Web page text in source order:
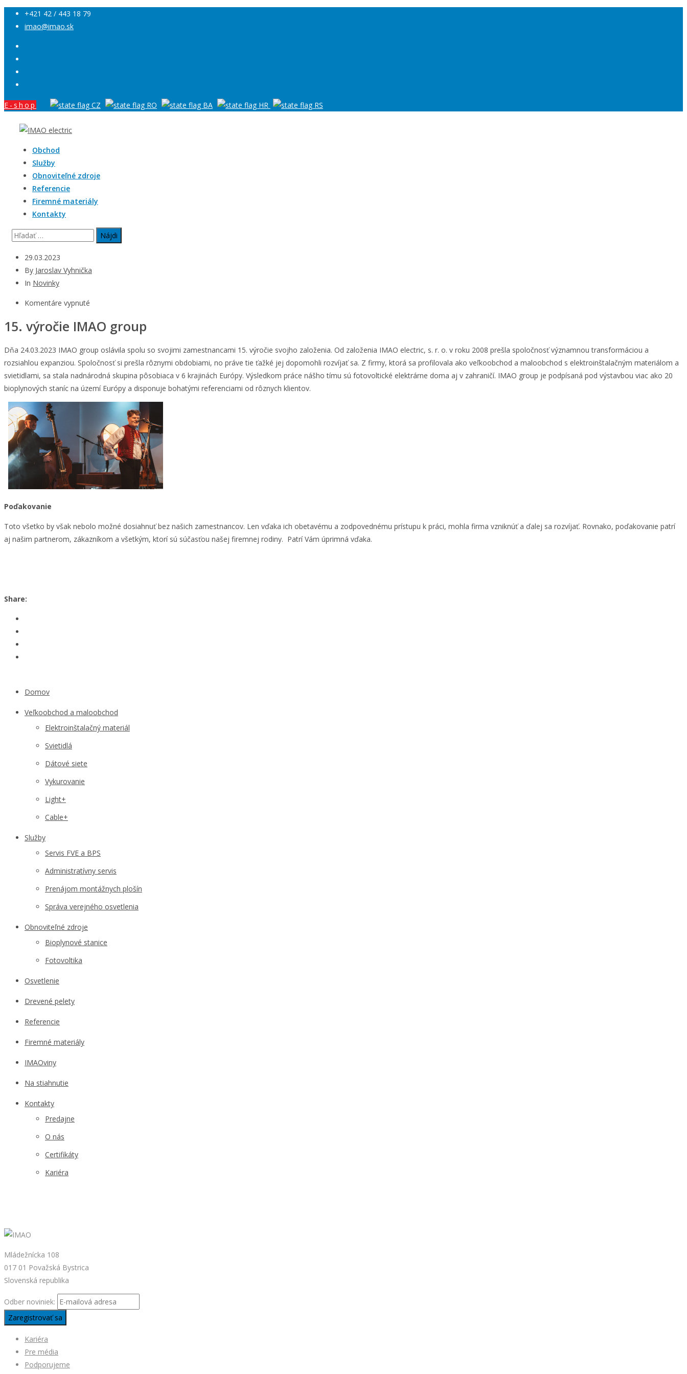
+421 42 / 443 18 79
imao@imao.sk
E-shop
Obchod
Služby
Obnoviteľné zdroje
Referencie
Firemné materiály
Kontakty
29.03.2023
By Jaroslav Vyhnička
In Novinky
Komentáre vypnuté
15. výročie IMAO group
Dňa 24.03.2023 IMAO group oslávila spolu so svojimi zamestnancami 15. výročie svojho založenia. Od založenia IMAO electric, s. r. o. v roku 2008 prešla spoločnosť významnou transformáciou a
rozsiahlou expanziou. Spoločnosť si prešla rôznymi obdobiami, no práve tie ťažké jej dopomohli rozvíjať sa. Z firmy, ktorá sa profilovala ako veľkoobchod a maloobchod s elektroinštalačným materiálom a
svietidlami, sa stala nadnárodná skupina pôsobiaca v 6 krajinách Európy. Výsledkom práce nášho tímu sú fotovoltické elektrárne doma aj v zahraničí. IMAO group je podpísaná pod výstavbou viac ako 20
bioplynových staníc na území Európy a disponuje bohatými referenciami od rôznych klientov.
Poďakovanie
Toto všetko by však nebolo možné dosiahnuť bez našich zamestnancov. Len vďaka ich obetavému a zodpovednému prístupu k práci, mohla firma vzniknúť a ďalej sa rozvíjať. Rovnako, poďakovanie patrí
aj našim partnerom, zákazníkom a všetkým, ktorí sú súčasťou našej firemnej rodiny. Patrí Vám úprimná vďaka.
Share:
Domov
Veľkoobchod a maloobchod
Elektroinštalačný materiál
Svietidlá
Dátové siete
Vykurovanie
Light+
Cable+
Služby
Servis FVE a BPS
Administratívny servis
Prenájom montážnych plošín
Správa verejného osvetlenia
Obnoviteľné zdroje
Bioplynové stanice
Fotovoltika
Osvetlenie
Drevené pelety
Referencie
Firemné materiály
IMAOviny
Na stiahnutie
Kontakty
Predajne
O nás
Certifikáty
Kariéra
Mládežnícka 108
017 01 Považská Bystrica
Slovenská republika
Odber noviniek:
Kariéra
Pre média
Podporujeme